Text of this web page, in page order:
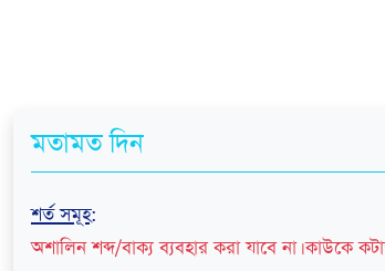
মতামত দিন
শর্ত সমূহ:
অশালিন শব্দ/বাক্য ব্যবহার করা যাবে না। কাউকে